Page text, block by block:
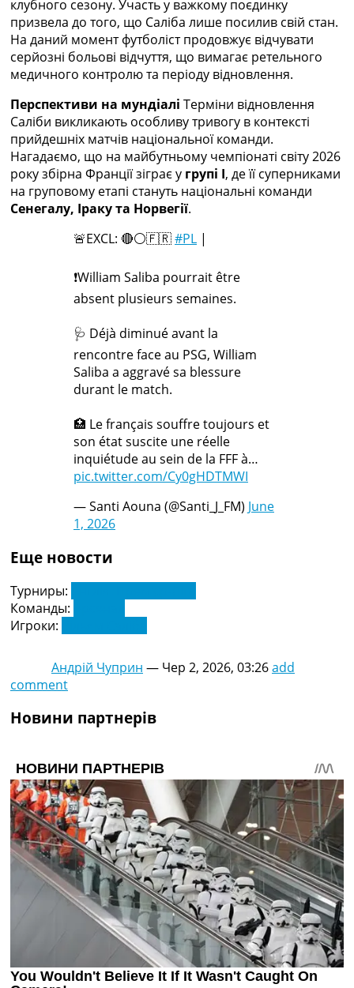
Іспанія. Ла Ліга
Ще Турніри >>>
Таблиці
Чемпіонат Світу. Турнирні таблиці
Таблиця УПЛ
Таблиця АПЛ
Таблиця Ла Ліги
Таблиця Ліги Чемпіонів
Всі таблиці >>>
Рейтинги
Рейтинг країн УЄФА
Рейтинг клубів УЄФА
Рейтинг ФІФА
клубного сезону. Участь у важкому поєдинку
призвела до того, що Саліба лише посилив свій стан.
На даний момент футболіст продовжує відчувати
серйозні больові відчуття, що вимагає ретельного
медичного контролю та періоду відновлення.
Перспективи на мундіалі Терміни відновлення
Саліби викликають особливу тривогу в контексті
прийдешніх матчів національної команди.
Нагадаємо, що на майбутньому чемпіонаті світу 2026
року збірна Франції зіграє у групі I, де її суперниками
на груповому етапі стануть національні команди
Сенегалу, Іраку та Норвегії.
🚨EXCL: 🔴⚪️🇫🇷#PL |
❗️William Saliba pourrait être
absent plusieurs semaines.
🩺 Déjà diminué avant la
rencontre face au PSG, William
Saliba a aggravé sa blessure
durant le match.
🏥 Le français souffre toujours et
son état suscite une réelle
inquiétude au sein de la FFF à…
pic.twitter.com/Cy0gHDTMWI
— Santi Aouna (@Santi_J_FM) June
1, 2026
Еще новости
Турниры:
Команды:
Игроки:
Андрій Чуприн — Чер 2, 2026, 03:26add
comment
Новини партнерів